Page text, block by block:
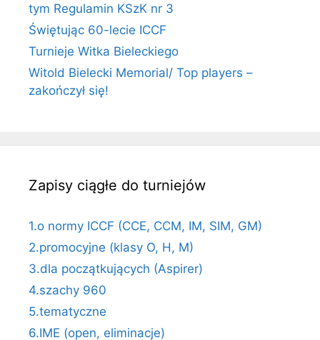
tym Regulamin KSzK nr 3
Świętując 60-lecie ICCF
Turnieje Witka Bieleckiego
Witold Bielecki Memorial/ Top players –
zakończył się!
Zapisy ciągłe do turniejów
1.o normy ICCF (CCE, CCM, IM, SIM, GM)
2.promocyjne (klasy O, H, M)
3.dla początkujących (Aspirer)
4.szachy 960
5.tematyczne
6.IME (open, eliminacje)